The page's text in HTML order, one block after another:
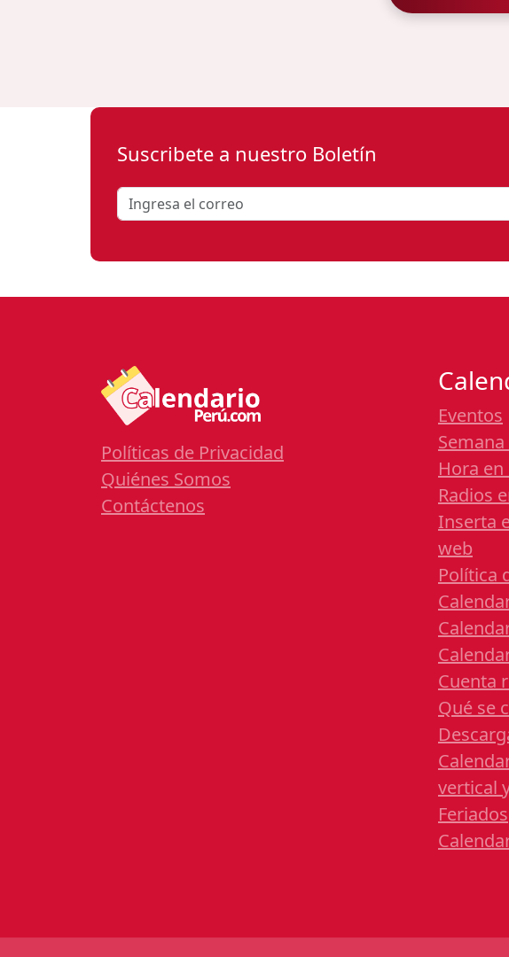
Suscribete a nuestro Boletín
Políticas de Privacidad
Quiénes Somos
Contáctenos
Eventos
Hora en
Radios
Inserta
web
Política
Cuenta
Qué se
vertical
Feriados